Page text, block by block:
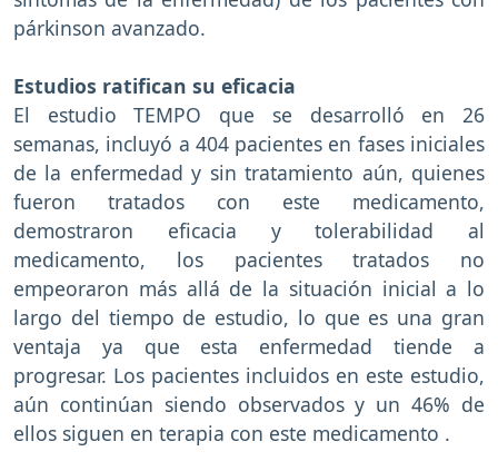
párkinson avanzado.
Estudios ratifican su eficacia
El estudio TEMPO que se desarrolló en 26
semanas, incluyó a 404 pacientes en fases iniciales
de la enfermedad y sin tratamiento aún, quienes
fueron tratados con este medicamento,
demostraron eficacia y tolerabilidad al
medicamento, los pacientes tratados no
empeoraron más allá de la situación inicial a lo
largo del tiempo de estudio, lo que es una gran
ventaja ya que esta enfermedad tiende a
progresar. Los pacientes incluidos en este estudio,
aún continúan siendo observados y un 46% de
ellos siguen en terapia con este medicamento .